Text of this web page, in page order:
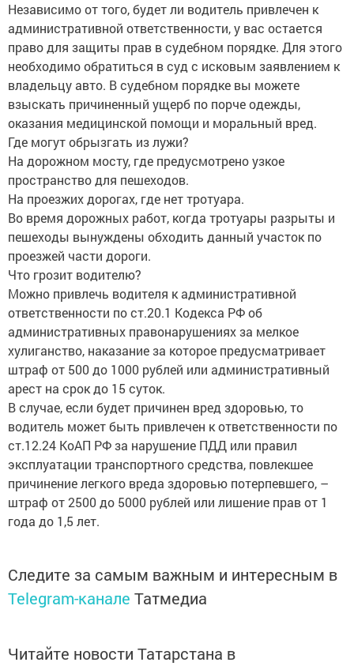
Независимо от того, будет ли водитель привлечен к
административной ответственности, у вас остается
право для защиты прав в судебном порядке. Для этого
необходимо обратиться в суд с исковым заявлением к
владельцу авто. В судебном порядке вы можете
взыскать причиненный ущерб по порче одежды,
оказания медицинской помощи и моральный вред.
Где могут обрызгать из лужи?
На дорожном мосту, где предусмотрено узкое
пространство для пешеходов.
На проезжих дорогах, где нет тротуара.
Во время дорожных работ, когда тротуары разрыты и
пешеходы вынуждены обходить данный участок по
проезжей части дороги.
Что грозит водителю?
Можно привлечь водителя к административной
ответственности по ст.20.1 Кодекса РФ об
административных правонарушениях за мелкое
хулиганство, наказание за которое предусматривает
штраф от 500 до 1000 рублей или административный
арест на срок до 15 суток.
В случае, если будет причинен вред здоровью, то
водитель может быть привлечен к ответственности по
ст.12.24 КоАП РФ за нарушение ПДД или правил
эксплуатации транспортного средства, повлекшее
причинение легкого вреда здоровью потерпевшего, –
штраф от 2500 до 5000 рублей или лишение прав от 1
года до 1,5 лет.
Следите за самым важным и интересным в
Telegram-канале Татмедиа
Читайте новости Татарстана в